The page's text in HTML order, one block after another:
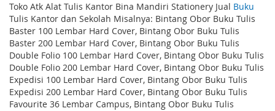
Toko Atk Alat Tulis Kantor Bina Mandiri Stationery Jual Buku
Tulis Kantor dan Sekolah Misalnya: Bintang Obor Buku Tulis
Baster 100 Lembar Hard Cover, Bintang Obor Buku Tulis
Baster 200 Lembar Hard Cover, Bintang Obor Buku Tulis
Double Folio 100 Lembar Hard Cover, Bintang Obor Buku Tulis
Double Folio 200 Lembar Hard Cover, Bintang Obor Buku Tulis
Expedisi 100 Lembar Hard Cover, Bintang Obor Buku Tulis
Expedisi 200 Lembar Hard Cover, Bintang Obor Buku Tulis
Favourite 36 Lembar Campus, Bintang Obor Buku Tulis